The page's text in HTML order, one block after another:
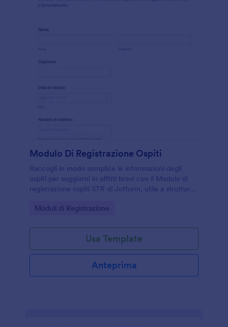
aggiungere dinamicamente i campi necessari. Il
Modulo Di Registrazione Ospiti
Raccogli in modo semplice le informazioni degli
ospiti per soggiorni in affitti brevi con il Modulo di
registrazione ospiti STR di Jotform, utile a strutture
Go to Category:
Moduli di Registrazione
Usa Template
Anteprima